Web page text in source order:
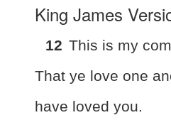
King James
12 This is my
That ye love one
have loved you.